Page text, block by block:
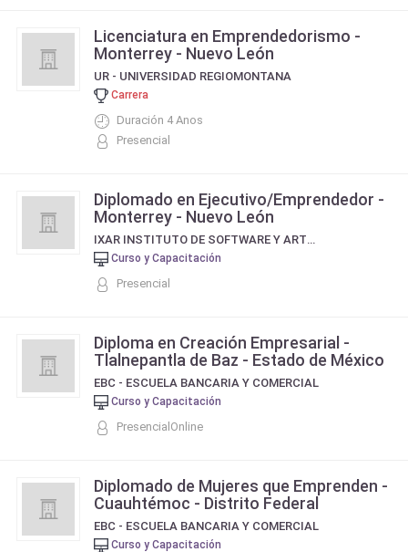
Licenciatura en Emprendedorismo -
Monterrey - Nuevo León
UR - UNIVERSIDAD REGIOMONTANA
Carrera
Duración 4 Anos
Presencial
Diplomado en Ejecutivo/Emprendedor -
Monterrey - Nuevo León
IXAR INSTITUTO DE SOFTWARE Y ARTE DIGITAL
Curso y Capacitación
Presencial
Diploma en Creación Empresarial -
Tlalnepantla de Baz - Estado de México
EBC - ESCUELA BANCARIA Y COMERCIAL
Curso y Capacitación
PresencialOnline
Diplomado de Mujeres que Emprenden -
Cuauhtémoc - Distrito Federal
EBC - ESCUELA BANCARIA Y COMERCIAL
Curso y Capacitación